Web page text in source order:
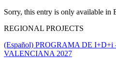
Sorry, this entry is only available in
REGIONAL PROJECTS
(Español) PROGRAMA DE
VALENCIANA 2027